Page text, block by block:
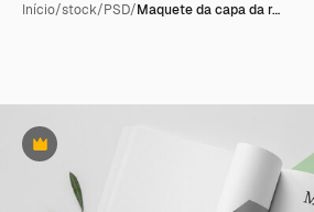
Início/stock/PSD/Maquete da capa da r…
Premium